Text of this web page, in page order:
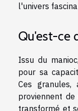
l'univers
Qu'est-ce
Issu du
pour sa
Ces granules,
proviennent
transformé et